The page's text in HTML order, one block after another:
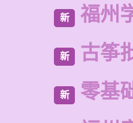
新 福州
新 古筝
新
零基